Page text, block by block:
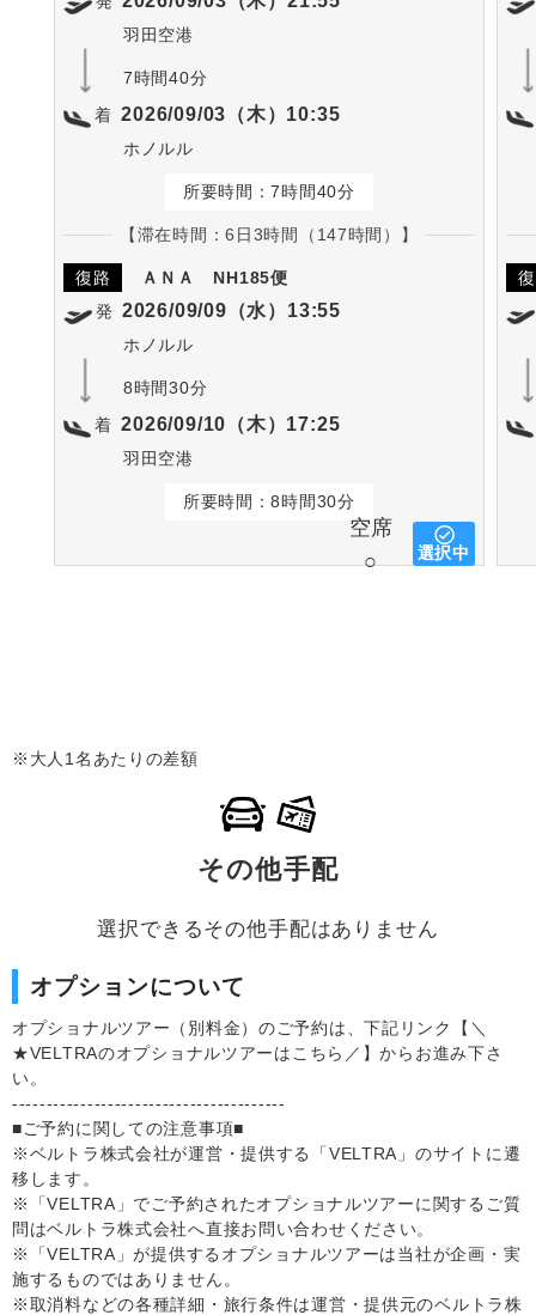
羽田空港
7時間40分
着 2026/09/03（木）10:35
ホノルル
所要時間：7時間40分
【滞在時間：6日3時間（147時間）】
復路 ＡＮＡ
NH185便
発 2026/09/09（水）13:55
ホノルル
8時間30分
着 2026/09/10（木）17:25
羽田空港
所要時間：8時間30分
空席
○
選択中
※大人1名あたりの差額
その他手配
選択できるその他手配はありません
オプションについて
オプショナルツアー（別料金）のご予約は、下記リンク【＼
★VELTRAのオプショナルツアーはこちら／】からお進み下さ
い。
----------------------------------------
■ご予約に関しての注意事項■
※ベルトラ株式会社が運営・提供する「VELTRA」のサイトに遷
移します。
※「VELTRA」でご予約されたオプショナルツアーに関するご質
問はベルトラ株式会社へ直接お問い合わせください。
※「VELTRA」が提供するオプショナルツアーは当社が企画・実
施するものではありません。
※取消料などの各種詳細・旅行条件は運営・提供元のベルトラ株